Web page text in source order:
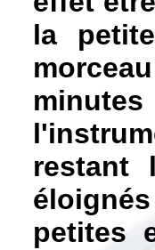
la
restant
petites